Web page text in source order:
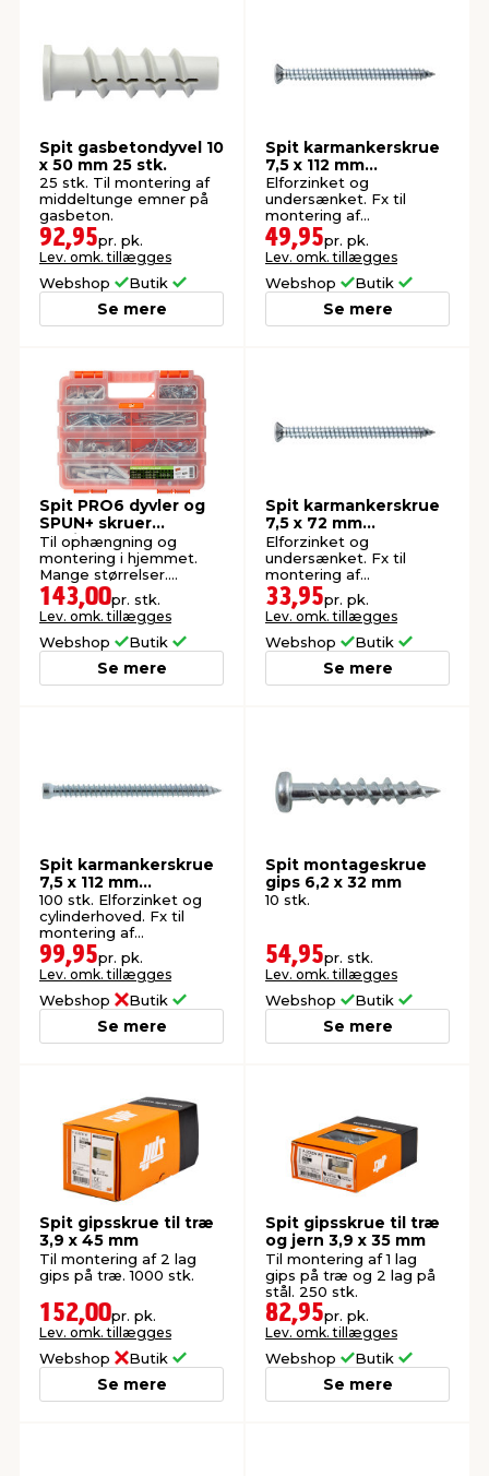
Spit gasbetondyvel 10
x 50 mm 25 stk.
25 stk. Til montering af
middeltunge emner på
gasbeton.
92,95pr. pk.
Lev. omk. tillægges
Webshop Butik
Se mere
Spit karmankerskrue
7,5 x 112 mm
undersænket 12 stk.
Elforzinket og
undersænket. Fx til
montering af
vinduesrammer.
49,95pr. pk.
Lev. omk. tillægges
Webshop Butik
Se mere
Spit PRO6 dyvler og
SPUN+ skruer
sortiment 400 stk.
Til ophængning og
montering i hjemmet.
Mange størrelser.
Indendørs brug.
143,00pr. stk.
Lev. omk. tillægges
Webshop Butik
Se mere
Spit karmankerskrue
7,5 x 72 mm
undersænket 12 stk.
Elforzinket og
undersænket. Fx til
montering af
vinduesrammer.
33,95pr. pk.
Lev. omk. tillægges
Webshop Butik
Se mere
Spit karmankerskrue
7,5 x 112 mm
cylinderhoved
100 stk. Elforzinket og
cylinderhoved. Fx til
montering af
vinduesrammer.
99,95pr. pk.
Lev. omk. tillægges
Webshop Butik
Se mere
Spit montageskrue
gips 6,2 x 32 mm
10 stk.
54,95pr. stk.
Lev. omk. tillægges
Webshop Butik
Se mere
Spit gipsskrue til træ
3,9 x 45 mm
Til montering af 2 lag
gips på træ. 1000 stk.
152,00pr. pk.
Lev. omk. tillægges
Webshop Butik
Se mere
Spit gipsskrue til træ
og jern 3,9 x 35 mm
Til montering af 1 lag
gips på træ og 2 lag på
stål. 250 stk.
82,95pr. pk.
Lev. omk. tillægges
Webshop Butik
Se mere